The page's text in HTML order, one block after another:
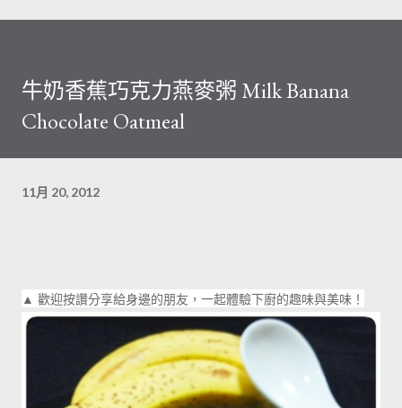
牛奶香蕉巧克力燕麥粥 Milk Banana
Chocolate Oatmeal
11月 20, 2012
▲ 歡迎按讚分享給身邊的朋友，一起體驗下廚的趣味與美味！